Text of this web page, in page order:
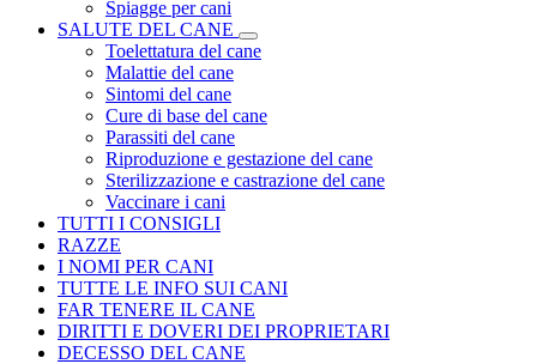
Spiagge per cani
SALUTE DEL CANE
Toelettatura del cane
Malattie del cane
Sintomi del cane
Cure di base del cane
Parassiti del cane
Riproduzione e gestazione del cane
Sterilizzazione e castrazione del cane
Vaccinare i cani
TUTTI I CONSIGLI
RAZZE
I NOMI PER CANI
TUTTE LE INFO SUI CANI
FAR TENERE IL CANE
DIRITTI E DOVERI DEI PROPRIETARI
DECESSO DEL CANE